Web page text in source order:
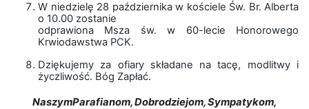
W niedzielę 28 października w kościele Św. Br. Alberta
o 10.00 zostanie
odprawiona Msza św. w 60-lecie Honorowego
Krwiodawstwa PCK.
Dziękujemy za ofiary składane na tacę, modlitwy i
życzliwość. Bóg Zapłać.
NaszymParafianom, Dobrodziejom, Sympatykom,